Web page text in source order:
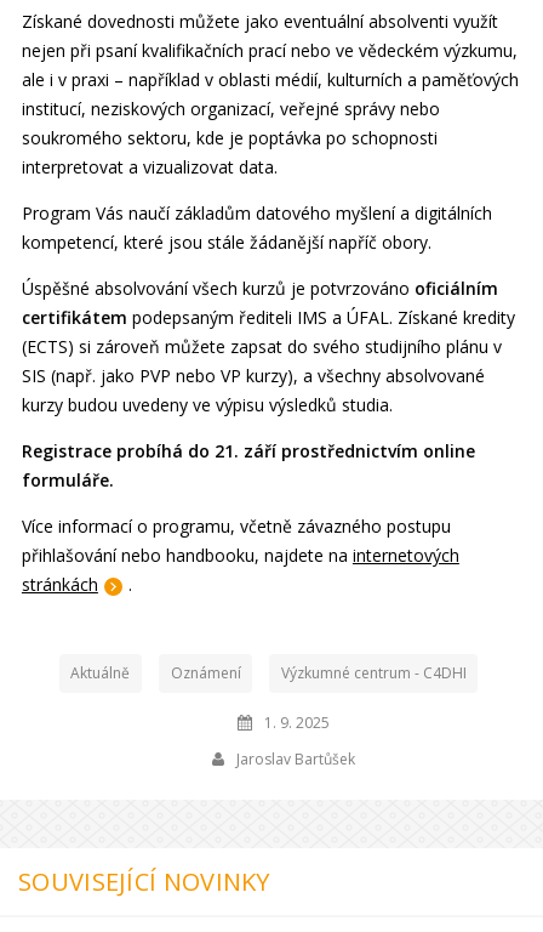
Získané dovednosti můžete jako eventuální absolventi využít
nejen při psaní kvalifikačních prací nebo ve vědeckém výzkumu,
ale i v praxi – například v oblasti médií, kulturních a paměťových
institucí, neziskových organizací, veřejné správy nebo
soukromého sektoru, kde je poptávka po schopnosti
interpretovat a vizualizovat data.
Program Vás naučí základům datového myšlení a digitálních
kompetencí, které jsou stále žádanější napříč obory.
Úspěšné absolvování všech kurzů je potvrzováno oficiálním
certifikátem podepsaným řediteli IMS a ÚFAL. Získané kredity
(ECTS) si zároveň můžete zapsat do svého studijního plánu v
SIS (např. jako PVP nebo VP kurzy), a všechny absolvované
kurzy budou uvedeny ve výpisu výsledků studia.
Registrace probíhá do 21. září prostřednictvím online
formuláře.
Více informací o programu, včetně závazného postupu
přihlašování nebo handbooku, najdete na internetových
stránkách
.
Aktuálně Oznámení Výzkumné centrum - C4DHI
1. 9. 2025
Jaroslav Bartůšek
SOUVISEJÍCÍ NOVINKY